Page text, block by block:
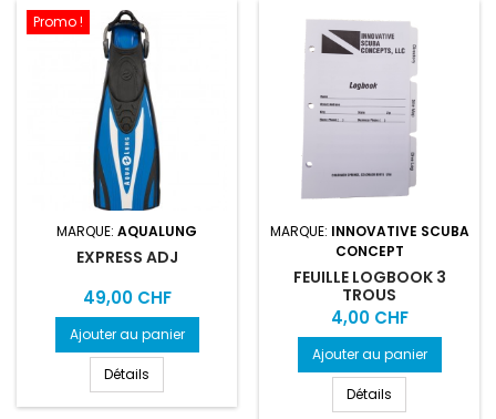
Promo !
MARQUE: AQUALUNG
EXPRESS ADJ
Prix
49,00 CHF
Ajouter au panier
Détails
MARQUE: INNOVATIVE SCUBA
CONCEPT
FEUILLE LOGBOOK 3
TROUS
Prix
4,00 CHF
Ajouter au panier
Détails